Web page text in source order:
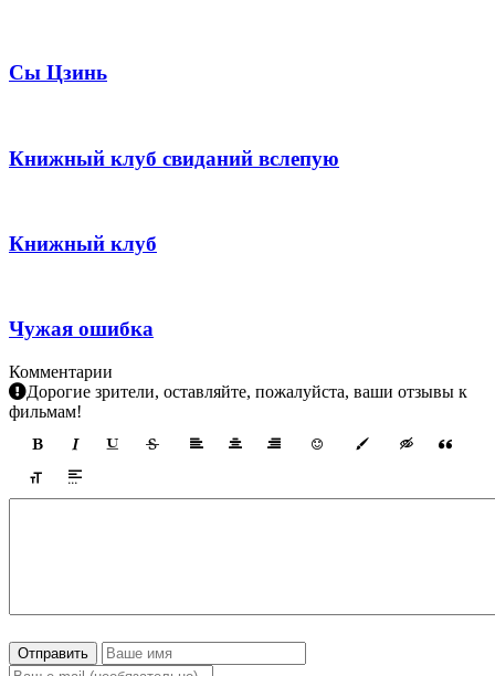
Сы Цзинь
Книжный клуб свиданий вслепую
Книжный клуб
Чужая ошибка
Комментарии
Дорогие зрители, оставляйте, пожалуйста, ваши отзывы к
фильмам!
Отправить